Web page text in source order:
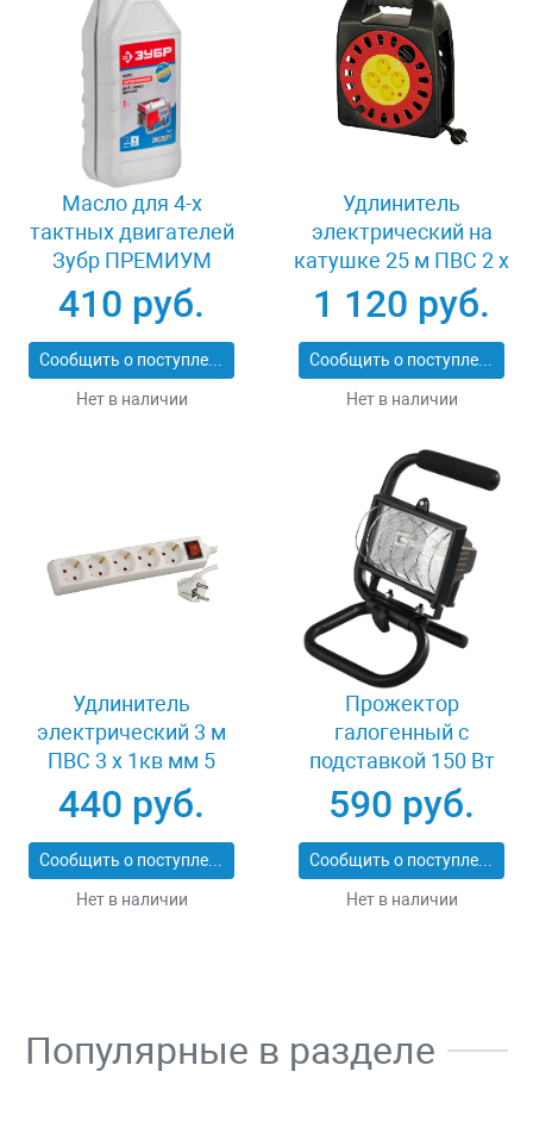
Масло для 4-х
тактных двигателей
Зубр ПРЕМИУМ
ЗМД-4Т
410 руб.
Сообщить о поступлении
Нет в наличии
Удлинитель
электрический на
катушке 25 м ПВС 2 х
1кв мм 4 гнезда
СВЕТОЗАР КОМФОРТ
SV-55073-25
1 120 руб.
Сообщить о поступлении
Нет в наличии
Удлинитель
электрический 3 м
ПВС 3 х 1кв мм 5
гнезд СВЕТОЗАР
ОПТИМА SV-55055-3
440 руб.
Сообщить о поступлении
Нет в наличии
Прожектор
галогенный с
подставкой 150 Вт
Светозар SV-57121-B
590 руб.
Сообщить о поступлении
Нет в наличии
Популярные в разделе